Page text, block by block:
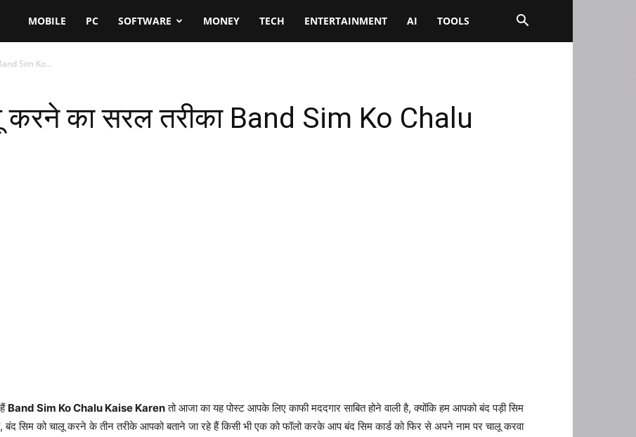
MOBILE PC SOFTWARE MONEY TECH ENTERTAINMENT AI TOOLS
Sim Ko...
करने का सरल तरीका Band Sim Ko Chalu
Band Sim Ko Chalu Kaise Karenतो आजा का यह पोस्ट आपके लिए काफी मददगार साबित होने वाली है, क्योंकि हम आपको बंद पड़ी सिम
बंद सिम को चालू करने के तीन तरीके आपको बताने जा रहे हैं किसी भी एक को फॉलो करके आप बंद सिम कार्ड को फिर से अपने नाम पर चालू करवा